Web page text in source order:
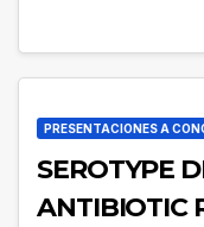
PRESENTACIONES A
SEROTYPE
ANTIBIOTIC